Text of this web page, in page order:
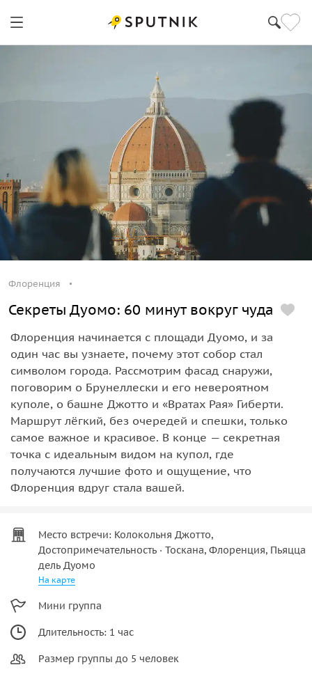
Флоренция
Секреты Дуомо: 60 минут вокруг чуда
Флоренция начинается с площади Дуомо, и за
один час вы узнаете, почему этот собор стал
символом города. Рассмотрим фасад снаружи,
поговорим о Брунеллески и его невероятном
куполе, о башне Джотто и «Вратах Рая» Гиберти.
Маршрут лёгкий, без очередей и спешки, только
самое важное и красивое. В конце — секретная
точка с идеальным видом на купол, где
получаются лучшие фото и ощущение, что
Флоренция вдруг стала вашей.
Место встречи: Колокольня Джотто,
Достопримечательность · Тоскана, Флоренция, Пьяцца
дель Дуомо
На карте
Мини группа
Длительность: 1 час
Размер группы до 5 человек